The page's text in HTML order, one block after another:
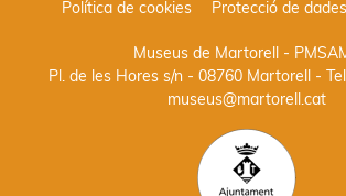
Política de cookies
Protecció de dades
Museus de Martorell -
Pl. de les Hores s/n - 08760 Martorell-
museus@martorell.cat